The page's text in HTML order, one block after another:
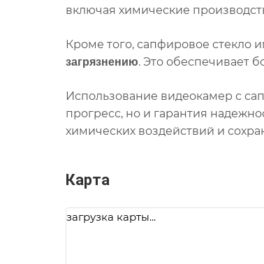
включая химические
Кроме того, сапфировое стекло
загрязнению. Это обеспечивает
Использование видеокамер с
прогресс, но и гарантия
химических воздействий и
Карта
загрузка карты...